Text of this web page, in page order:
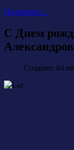
Подробнее...
С Днем
Создано: 04